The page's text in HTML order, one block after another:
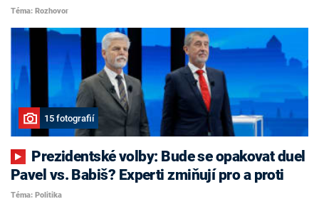
Téma: Rozhovor
15 fotografií
Pavel vs. Babiš? Experti zmiňují pro a proti
Téma: Politika